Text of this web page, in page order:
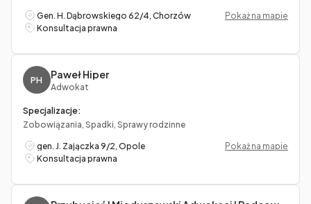
Gen. H. Dąbrowskiego 62/4, Chorzów
Pokaż na mapie
Konsultacja prawna
PH Paweł Hiper
Adwokat
Specjalizacje:
Zobowiązania, Spadki, Sprawy rodzinne
gen. J. Zajączka 9/2, Opole
Pokaż na mapie
Konsultacja prawna